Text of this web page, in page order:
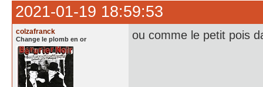
2021-01-19 18:59:53
colzafranck
Change le plomb en or ou comme le petit pois